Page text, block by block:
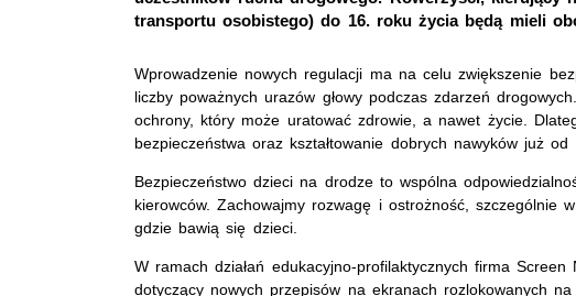
transportu osobistego) do 16. roku życia będą mieli
Wprowadzenie nowych regulacji ma na celu zwiększenie
liczby poważnych urazów głowy podczas zdarzeń
ochrony, który może uratować zdrowie, a nawet życie.
bezpieczeństwa oraz kształtowanie dobrych nawyków już od
Bezpieczeństwo dzieci na drodze to wspólna
kierowców. Zachowajmy rozwagę i ostrożność, szczególnie
gdzie bawią się dzieci.
W ramach działań edukacyjno-profilaktycznych firma
dotyczący nowych przepisów na ekranach rozlokowanych na